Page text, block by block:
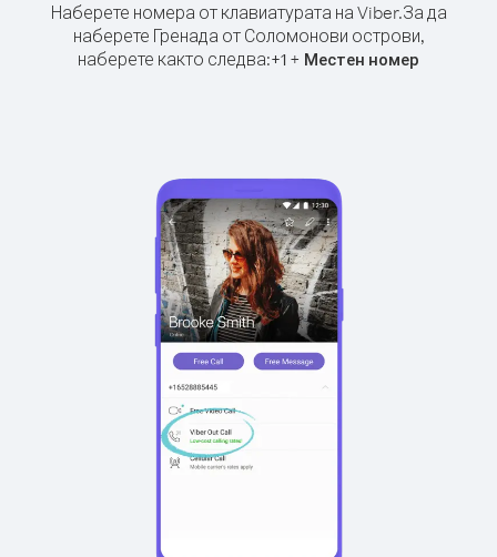
Наберете номера от клавиатурата на Viber.За да
наберете Гренада от Соломонови острови,
наберете както следва:+1 + Местен номер